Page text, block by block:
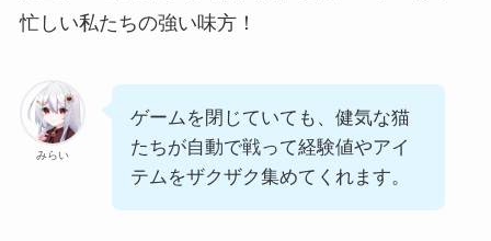
忙しい私たちの強い味方！
みらい
ゲームを閉じていても、健気な猫
たちが自動で戦って経験値やアイ
テムをザクザク集めてくれます。